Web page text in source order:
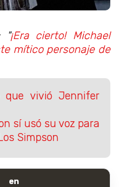
"¡Era cierto! Michael
mítico personaje de
que vivió Jennifer
sí usó su voz para
Simpson
en